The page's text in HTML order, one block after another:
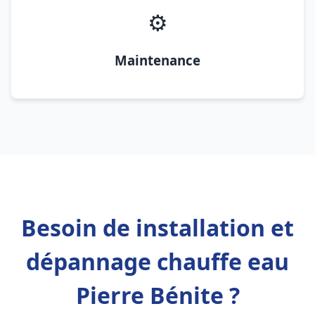
⚙️
Maintenance
Besoin de installation et
dépannage chauffe eau
Pierre Bénite ?